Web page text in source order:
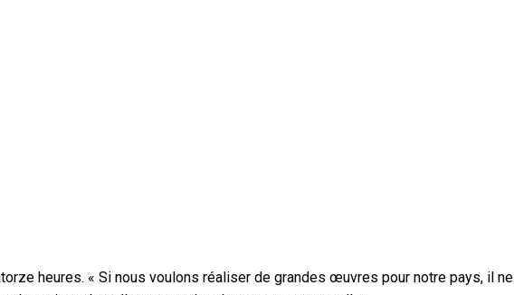
heures. « Si nous voulons réaliser de grandes œuvres pour notre pays, il ne